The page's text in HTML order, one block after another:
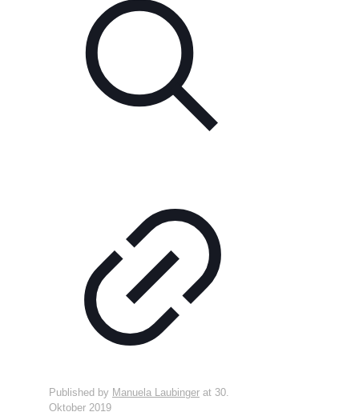
Published by Manuela Laubinger at 30.
Oktober 2019